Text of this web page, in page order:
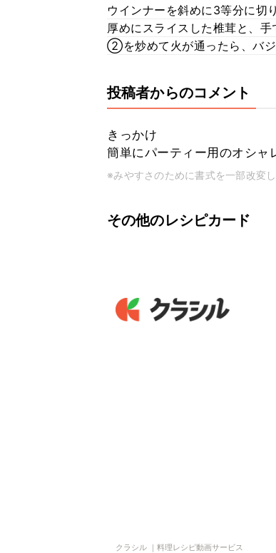
ウインナーを斜めに3等分に切
厚めにスライスした椎茸と、
②を炒めて火が通ったら、バ
投稿者からのコメント
きっかけ
簡単にパーティー用のオシャ
※みやすさのために書式を一部改変し
その他のレシピカード
クラシル ｜料理レシピ動画サービス